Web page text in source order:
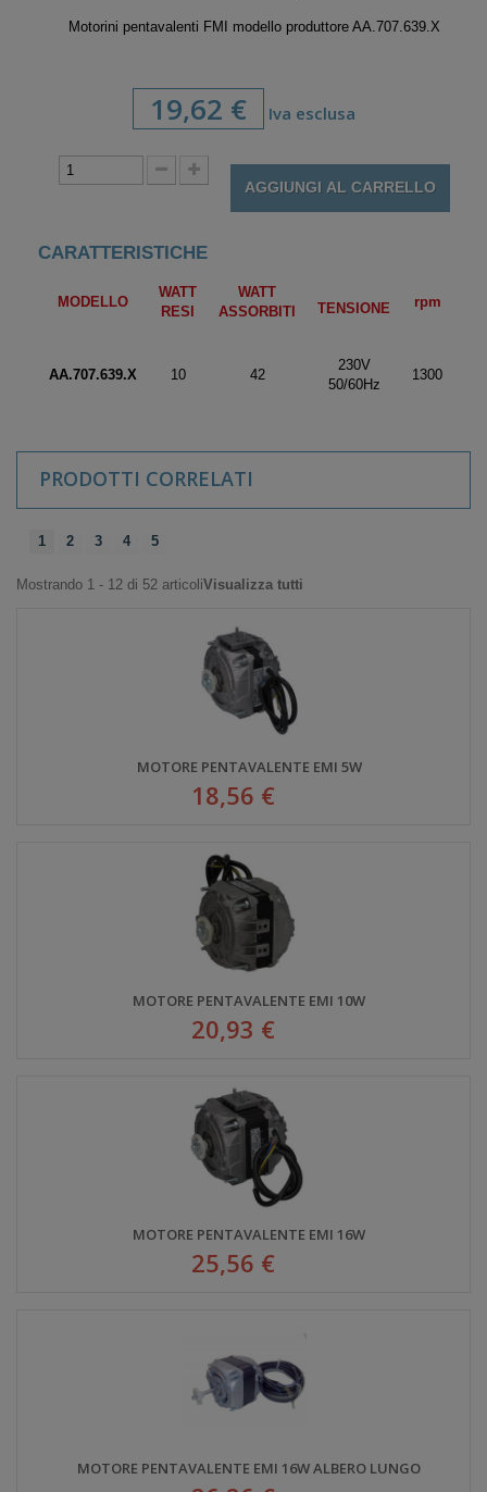
Motorini pentavalenti FMI modello produttore AA.707.639.X
19,62 € Iva esclusa
AGGIUNGI AL CARRELLO
CARATTERISTICHE
MODELLO
WATT
RESI
WATT
ASSORBITI
TENSIONE rpm
AA.707.639.X 10 42
230V
50/60Hz
1300
PRODOTTI CORRELATI
1 2 3 4 5
Mostrando 1 - 12 di 52 articoliVisualizza tutti
MOTORE PENTAVALENTE EMI 5W
18,56 €
MOTORE PENTAVALENTE EMI 10W
20,93 €
MOTORE PENTAVALENTE EMI 16W
25,56 €
MOTORE PENTAVALENTE EMI 16W ALBERO LUNGO